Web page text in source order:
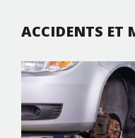
ACCIDENTS ET